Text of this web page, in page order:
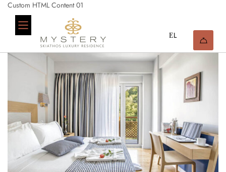
Custom HTML Content 01